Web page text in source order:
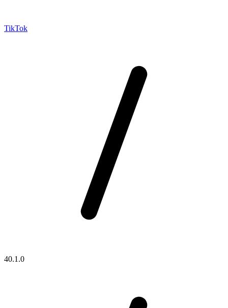
TikTok
40.1.0